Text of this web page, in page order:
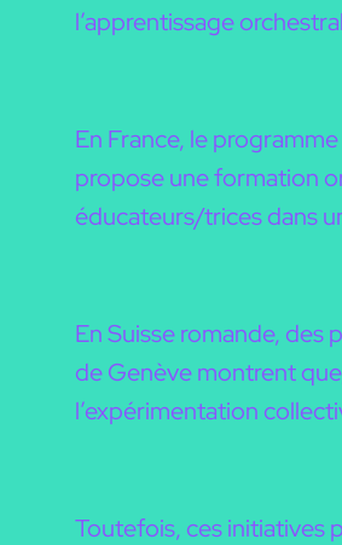
l’apprentissage
En France, le
propose une formation
éducateurs/trices dans
En Suisse romande, des
de Genève montrent
l’expérimentation
Toutefois, ces initiatives